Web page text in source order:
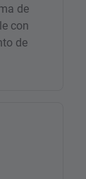
de
con
de